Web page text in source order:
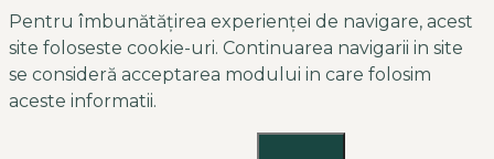
Pentru îmbunătățirea experienței de navigare, acest
site foloseste cookie-uri. Continuarea navigarii in site
se consideră acceptarea modului in care folosim
aceste informatii.